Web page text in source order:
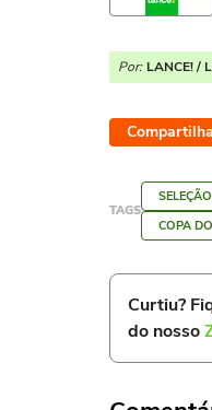
Por: LANCE! /
TAGS
COPA
Curtiu?
do nosso